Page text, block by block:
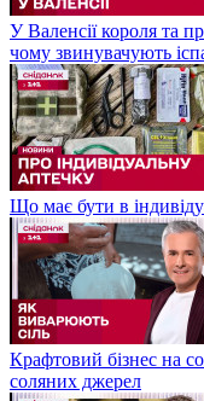
У Валенсії короля та
чому звинувачують
Що має бути в
Крафтовий бізнес на
соляних джерел